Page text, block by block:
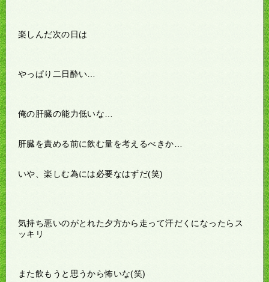
楽しんだ次の日は
やっぱり二日酔い…
俺の肝臓の能力低いな…
肝臓を責める前に飲む量を考えるべきか…
いや、楽しむ為には必要なはずだ(笑)
気持ち悪いのがとれた夕方から走って汗だくになったらス
ッキリ
また飲もうと思うから怖いな(笑)